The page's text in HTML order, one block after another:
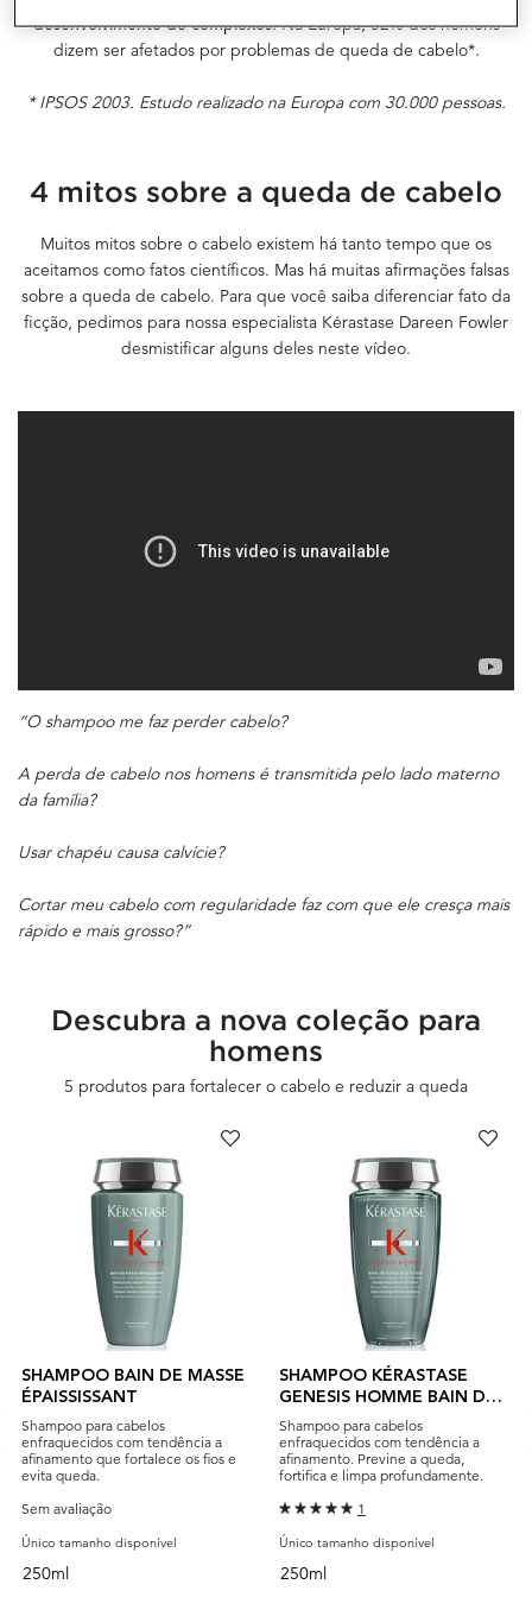
desenvolvimento de complexos. Na Europa, 52% dos homens
dizem ser afetados por problemas de queda de cabelo*.
* IPSOS 2003. Estudo realizado na Europa com 30.000 pessoas.
4 mitos sobre a queda de cabelo
Muitos mitos sobre o cabelo existem há tanto tempo que os
aceitamos como fatos científicos. Mas há muitas afirmações falsas
sobre a queda de cabelo. Para que você saiba diferenciar fato da
ficção, pedimos para nossa especialista Kérastase Dareen Fowler
desmistificar alguns deles neste vídeo.
“O shampoo me faz perder cabelo?
A perda de cabelo nos homens é transmitida pelo lado materno
da família?
Usar chapéu causa calvície?
Cortar meu cabelo com regularidade faz com que ele cresça mais
rápido e mais grosso?”
Descubra a nova coleção para
homens
5 produtos para fortalecer o cabelo e reduzir a queda
SHAMPOO BAIN DE MASSE
ÉPAISSISSANT
Shampoo para cabelos
enfraquecidos com tendência a
afinamento que fortalece os fios e
evita queda.
Sem avaliação
Único tamanho disponível
250ml
SHAMPOO KÉRASTASE
GENESIS HOMME BAIN DE
FORCE QUOTIDIEN
Shampoo para cabelos
enfraquecidos com tendência a
afinamento. Previne a queda,
fortifica e limpa profundamente.
1
Único tamanho disponível
250ml